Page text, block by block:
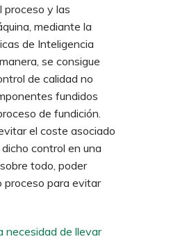
proceso y las
mediante la
de Inteligencia
se consigue
de calidad no
fundidos
de fundición.
el coste asociado
control en una
todo, poder
proceso para evitar
necesidad de llevar